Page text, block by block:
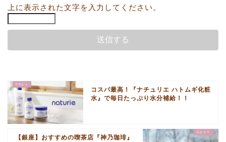
上に表示された文字を入力してください。
コスパ最高！『ナチュリエ ハトムギ化粧
水』で毎日たっぷり水分補給！！
【銀座】おすすめの喫茶店『神乃珈琲』